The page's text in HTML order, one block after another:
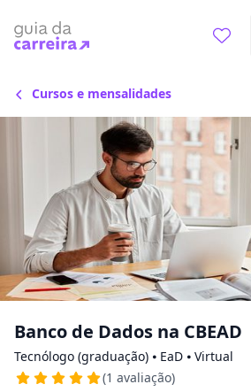
Cursos e mensalidades
Banco de Dados na CBEAD
Tecnólogo (graduação) ⦁ EaD ⦁ Virtual
(1 avaliação)
Escolha de unidade
Distâncias calculadas à partir de São
Ops! Não encontramos
unidade
Verifique se digitou
buscar por outras unidades.
Escolher